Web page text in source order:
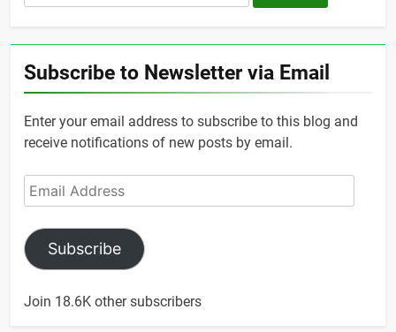
for:
Subscribe to Newsletter via Email
Enter your email address to subscribe to this blog and
receive notifications of new posts by email.
Email
Address
Subscribe
Join 18.6K other subscribers